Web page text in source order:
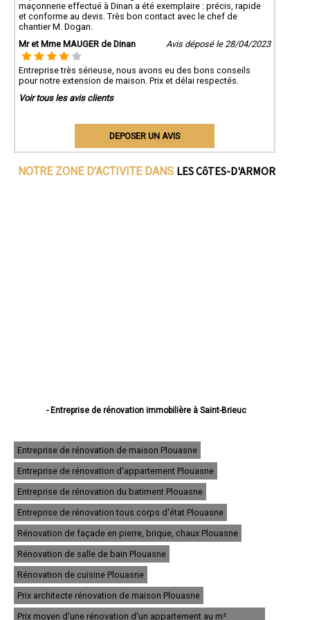
maçonnerie effectué à Dinan a été exemplaire : précis, rapide
et conforme au devis. Très bon contact avec le chef de
chantier M. Dogan.
Mr et Mme MAUGER de Dinan
Avis déposé le 28/04/2023
Entreprise très sérieuse, nous avons eu des bons conseils
pour notre extension de maison. Prix et délai respectés.
Voir tous les avis clients
DEPOSER UN AVIS
NOTRE ZONE D'ACTIVITE DANS LES CôTES-D'ARMOR
- Entreprise de rénovation immobilière à Saint-Brieuc
- Entreprise de rénovation immobilière à Lamballe
- Entreprise de rénovation immobilière à Ploufragan
- Entreprise de rénovation immobilière à Dinan
- Entreprise de rénovation immobilière à Loudéac
- Entreprise de rénovation immobilière à Paimpol
- Entreprise de rénovation immobilière à Trégueux
- Entreprise de rénovation immobilière à Guingamp
- Entreprise de rénovation immobilière à Perros-Guirec
- Entreprise de rénovation immobilière à Langueux
- Entreprise de rénovation immobilière à Plédran
- Entreprise de rénovation immobilière à Pordic
- Entreprise de rénovation immobilière à Ploumagoar
- Entreprise de rénovation immobilière à Yffiniac
- Entreprise de rénovation immobilière à Plouha
Entreprise de rénovation de maison Plouasne
Entreprise de rénovation d'appartement Plouasne
Entreprise de rénovation du batiment Plouasne
Entreprise de rénovation tous corps d'état Plouasne
Rénovation de façade en pierre, brique, chaux Plouasne
Rénovation de salle de bain Plouasne
Rénovation de cuisine Plouasne
Prix architecte rénovation de maison Plouasne
Prix moyen d'une rénovation d'un appartement au m²